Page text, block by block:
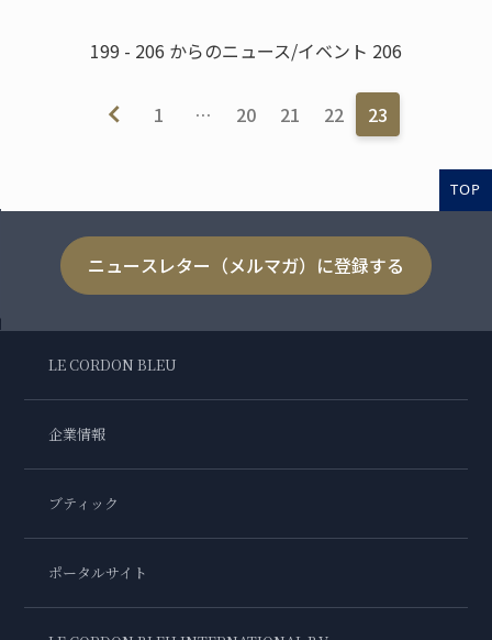
199 - 206 からのニュース/イベント 206
1 … 20 21 22 23
TOP
ニュースレター（メルマガ）に登録する
LE CORDON BLEU
企業情報
ブティック
ポータルサイト